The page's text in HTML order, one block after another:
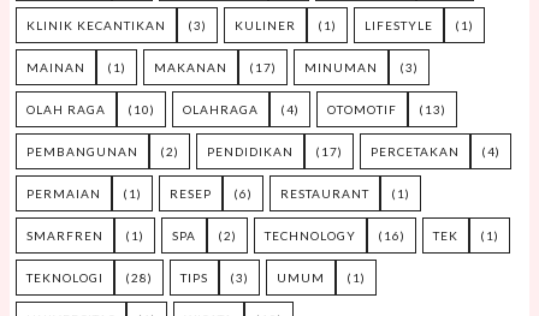
KLINIK KECANTIKAN (3) KULINER (1) LIFESTYLE (1)
MAINAN (1) MAKANAN (17) MINUMAN (3)
OLAH RAGA (10) OLAHRAGA (4) OTOMOTIF (13)
PEMBANGUNAN (2) PENDIDIKAN (17) PERCETAKAN (4)
PERMAIAN (1) RESEP (6) RESTAURANT (1)
SMARFREN (1) SPA (2) TECHNOLOGY (16) TEK (1)
TEKNOLOGI (28) TIPS (3) UMUM (1)